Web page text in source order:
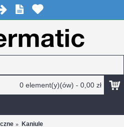
0 element(y)(ów) - 0,00 zł
Kaniule